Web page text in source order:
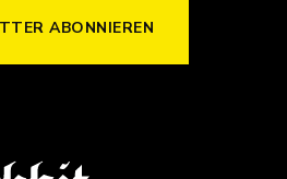
ABONNIEREN